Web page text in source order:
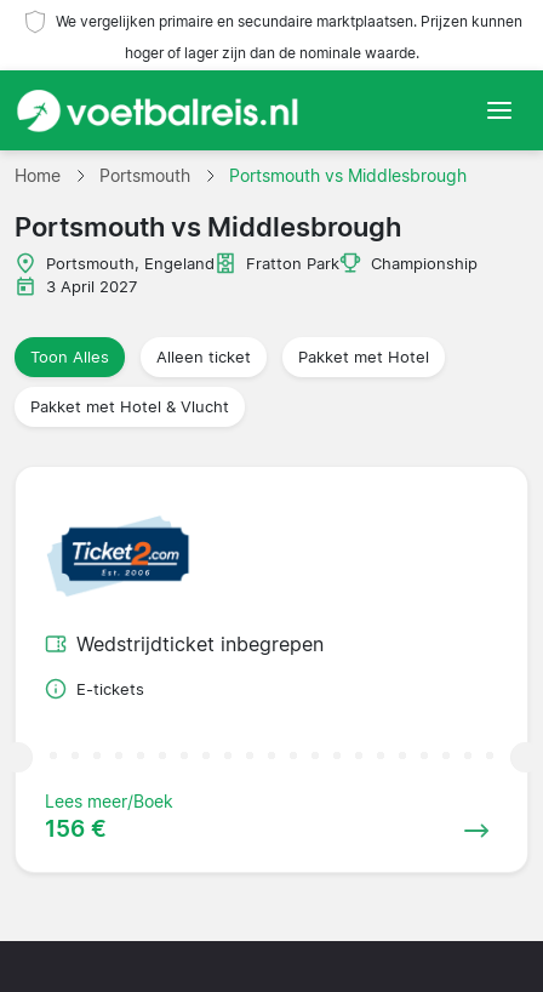
We vergelijken primaire en secundaire marktplaatsen. Prijzen kunnen
hoger of lager zijn dan de nominale waarde.
Home
Teams
Competities
Reisorganisaties
Home Portsmouth Portsmouth vs Middlesbrough
Portsmouth vs Middlesbrough
Portsmouth, Engeland Fratton Park
Championship
3 April 2027
Toon Alles Alleen ticket Pakket met Hotel
Pakket met Hotel & Vlucht
Wedstrijdticket inbegrepen
E-tickets
Lees meer/Boek
156 €